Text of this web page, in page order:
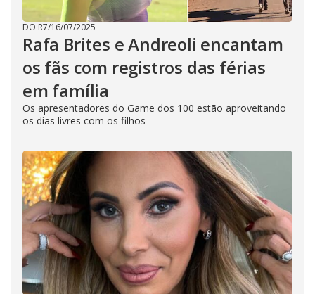
DO R7/16/07/2025
Rafa Brites e Andreoli encantam
os fãs com registros das férias
em família
Os apresentadores do Game dos 100 estão aproveitando
os dias livres com os filhos